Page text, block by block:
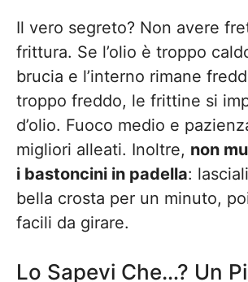
Il vero segreto? Non avere
frittura. Se l’olio è troppo
brucia e l’interno rimane
troppo freddo, le frittine si
d’olio. Fuoco medio e
migliori alleati. Inoltre, non
i bastoncini in padella:
bella crosta per un minuto,
facili da girare.
Lo Sapevi Che…? Un